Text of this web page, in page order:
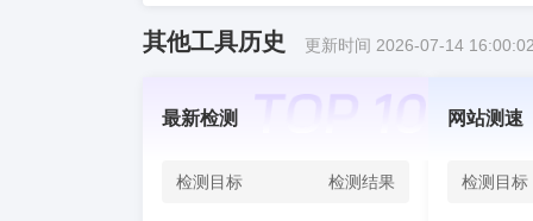
其他工具历史 更新时间 2026-07-14
最新检测
检测目标 检测结果
网站测速
检测目标